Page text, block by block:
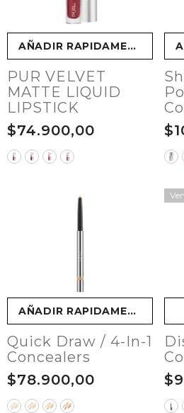
AÑADIR RAPIDAMENTE
PUR VELVET
MATTE LIQUID
LIPSTICK
$74.900,00
AÑADIR RAPIDAMENTE
Quick Draw / 4-In-1
Concealers
$78.900,00